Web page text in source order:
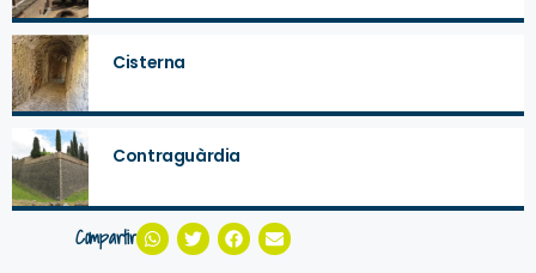
Cisterna
Contraguàrdia
Compartir